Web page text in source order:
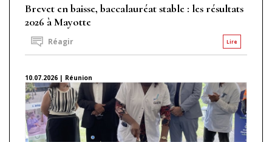
Brevet en baisse, baccalauréat stable : les résultats
2026 à Mayotte
Lire
Réagir
10.07.2026 | Réunion